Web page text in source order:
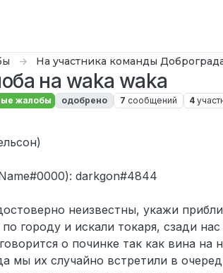
На участника команды
на waka waka
жалобы одобрено 7 сообщений 4
darkgon#4844
неизвестны, укажи
городу и искали токаря, сзади нас
о починке так как вина на
мы их случайно встретили в